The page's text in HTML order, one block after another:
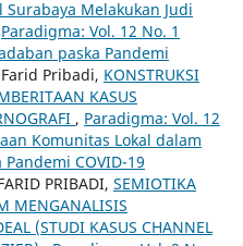
Surabaya Melakukan Judi
Paradigma: Vol. 12 No. 1
paska Pandemi
Pribadi, KONSTRUKSI
KASUS
, Paradigma: Vol. 12
Komunitas Lokal dalam
COVID-19
PRIBADI, SEMIOTIKA
MENGANALISIS
(STUDI KASUS CHANNEL